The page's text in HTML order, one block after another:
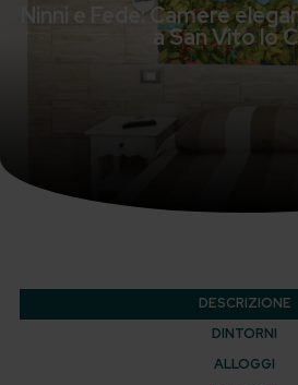
Ninni e Fede: Camere
a San Vito lo
DESCRIZIONE
DINTORNI
ALLOGGI